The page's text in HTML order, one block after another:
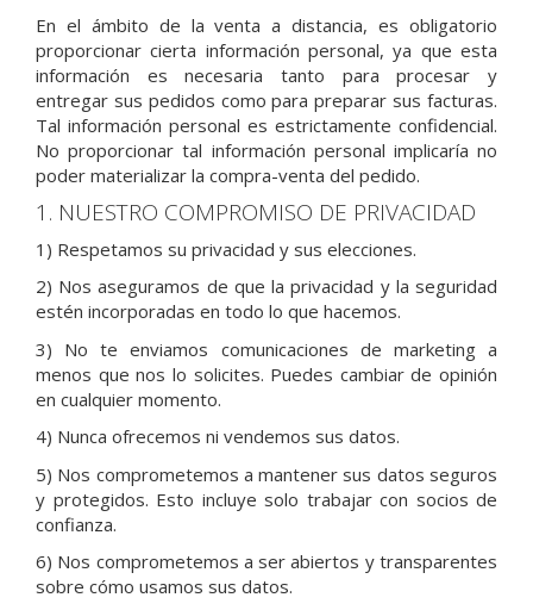
En el ámbito de la venta a distancia, es obligatorio
proporcionar cierta información personal, ya que esta
información es necesaria tanto para procesar y
entregar sus pedidos como para preparar sus facturas.
Tal información personal es estrictamente confidencial.
No proporcionar tal información personal implicaría no
poder materializar la compra-venta del pedido.
1. NUESTRO COMPROMISO DE PRIVACIDAD
1) Respetamos su privacidad y sus elecciones.
2) Nos aseguramos de que la privacidad y la seguridad
estén incorporadas en todo lo que hacemos.
3) No te enviamos comunicaciones de marketing a
menos que nos lo solicites. Puedes cambiar de opinión
en cualquier momento.
4) Nunca ofrecemos ni vendemos sus datos.
5) Nos comprometemos a mantener sus datos seguros
y protegidos. Esto incluye solo trabajar con socios de
confianza.
6) Nos comprometemos a ser abiertos y transparentes
sobre cómo usamos sus datos.